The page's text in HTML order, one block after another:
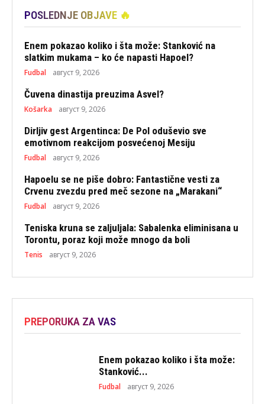
POSLEDNJE OBJAVE 🔥
Enem pokazao koliko i šta može: Stanković na
slatkim mukama – ko će napasti Hapoel?
Fudbal август 9, 2026
Čuvena dinastija preuzima Asvel?
Košarka август 9, 2026
Dirljiv gest Argentinca: De Pol oduševio sve
emotivnom reakcijom posvećenoj Mesiju
Fudbal август 9, 2026
Hapoelu se ne piše dobro: Fantastične vesti za
Crvenu zvezdu pred meč sezone na „Marakani“
Fudbal август 9, 2026
Teniska kruna se zaljuljala: Sabalenka eliminisana u
Torontu, poraz koji može mnogo da boli
Tenis август 9, 2026
PREPORUKA ZA VAS
Enem pokazao koliko i šta može:
Stanković...
Fudbal август 9, 2026